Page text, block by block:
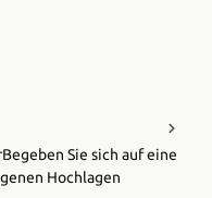
Sie sich auf eine
Hochlagen